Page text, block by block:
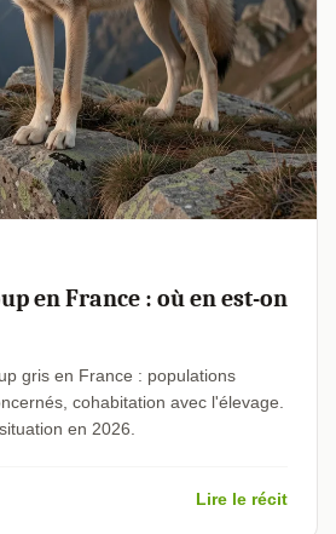
en France : où en est-on
gris en France : populations
cohabitation avec l'élevage.
en 2026.
Lire le récit